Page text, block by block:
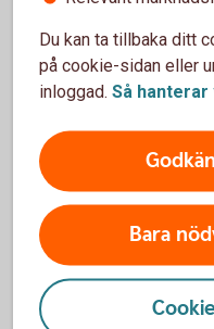
Vår barnförsäkring
som kan inträffa
sjukdom som
kompletterar
olycksfallsförsäkring.
Du kan ta tillbaka ditt
på cookie-sidan eller
inloggad. Så hanterar
Bara